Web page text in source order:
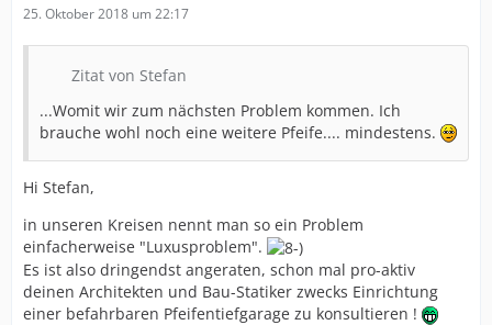
25. Oktober 2018 um 22:17
Zitat von Stefan
...Womit wir zum nächsten Problem kommen. Ich
brauche wohl noch eine weitere Pfeife.... mindestens.
Hi Stefan,
in unseren Kreisen nennt man so ein Problem
einfacherweise "Luxusproblem".
Es ist also dringendst angeraten, schon mal pro-aktiv
deinen Architekten und Bau-Statiker zwecks Einrichtung
einer befahrbaren Pfeifentiefgarage zu konsultieren !